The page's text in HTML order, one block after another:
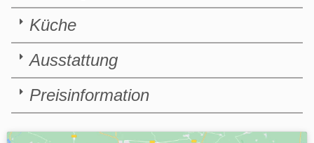
Küche
Ausstattung
Preisinformation